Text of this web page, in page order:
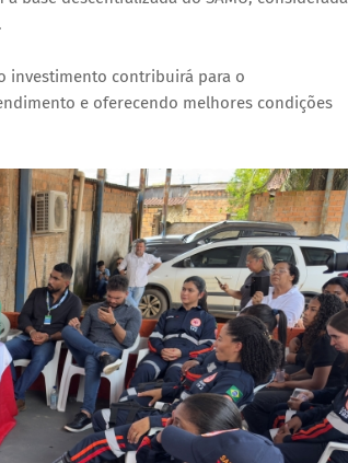
investimento contribuirá para o
e oferecendo melhores condições